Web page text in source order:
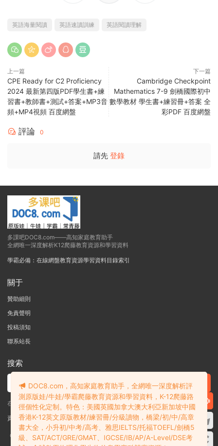
英語海量閱讀 英語速讀訓練 英語閱讀理解
上一篇
CPE Ready for C2 Proficiency
2024 最新第四版PDF學生書+練
習書+教師書+測試+答案+MP3音
頻+MP4視頻 百度網盤
下一篇
Cambridge Checkpoint
Mathematics 7-9 劍橋國際初中
數學教材 學生書+練習冊+答案 全
彩PDF 百度網盤
評論 0
請先 登錄
多課吧DOC8.com——高知家庭教育助手
全網唯一深度解析K12爬藤教育資源和學習資料
學霸必備：在線網盤教育資源學習資料目錄索引
關于
贊助細則
免責聲明
投稿須知
聯系站長
搜索
在線搜索GK-G12海量英文原版教材/章節書/國際考試/學科競賽資料！
資料失效？沒找到需要的？網站意見建議？請提交工單查看我的工單
Copyright © 2004-2026 多課吧DOC8.com 渝ICP備2022004389号-1
渝公
網安備50010502003111号
DOC8.com，高知家庭教育助手，全網唯一深度解析評
測原版娃/牛娃/學霸爬藤教育資源和學習資料，K-12爬藤路
徑個性化定制。特色：美國英國加拿大澳大利亞新加坡中國
香港K-12英文原版教材/練習冊/分級讀物，橋梁/初/中/高章
書大全，小升初/中考/高考、雅思IELTS/托福TOEFL/劍橋5
級、SAT/ACT/GRE/GMAT、IGCSE/IB/AP/A-Level/DSE考